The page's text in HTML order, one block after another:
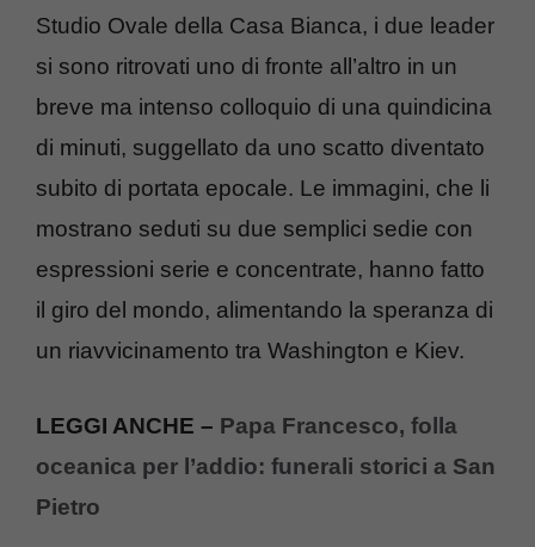
Studio Ovale della Casa Bianca, i due leader
si sono ritrovati uno di fronte all’altro in un
breve ma intenso colloquio di una quindicina
di minuti, suggellato da uno scatto diventato
subito di portata epocale. Le immagini, che li
mostrano seduti su due semplici sedie con
espressioni serie e concentrate, hanno fatto
il giro del mondo, alimentando la speranza di
un riavvicinamento tra Washington e Kiev.
LEGGI ANCHE – Papa Francesco, folla
oceanica per l’addio: funerali storici a San
Pietro